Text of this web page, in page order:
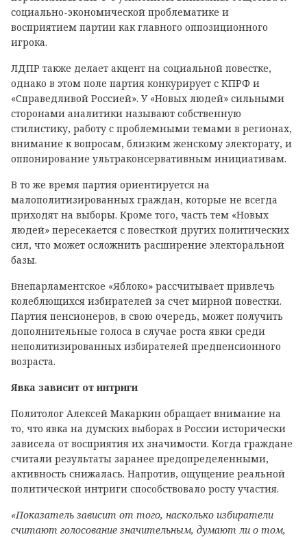
социально-экономической проблематике и
восприятием партии как главного оппозиционного
игрока.
ЛДПР также делает акцент на социальной повестке,
однако в этом поле партия конкурирует с КПРФ и
«Справедливой Россией». У «Новых людей» сильными
сторонами аналитики называют собственную
стилистику, работу с проблемными темами в регионах,
внимание к вопросам, близким женскому электорату, и
оппонирование ультраконсервативным инициативам.
В то же время партия ориентируется на
малополитизированных граждан, которые не всегда
приходят на выборы. Кроме того, часть тем «Новых
людей» пересекается с повесткой других политических
сил, что может осложнить расширение электоральной
базы.
Внепарламентское «Яблоко» рассчитывает привлечь
колеблющихся избирателей за счет мирной повестки.
Партия пенсионеров, в свою очередь, может получить
дополнительные голоса в случае роста явки среди
неполитизированных избирателей предпенсионного
возраста.
Явка зависит от интриги
Политолог Алексей Макаркин обращает внимание на
то, что явка на думских выборах в России исторически
зависела от восприятия их значимости. Когда граждане
считали результаты заранее предопределенными,
активность снижалась. Напротив, ощущение реальной
политической интриги способствовало росту участия.
«Показатель зависит от того, насколько избиратели
считают голосование значительным, думают ли о том,